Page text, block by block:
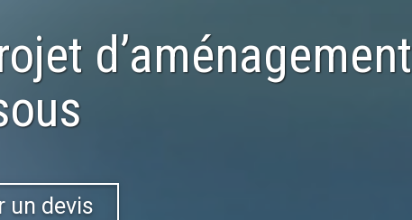
d’aménagement
un devis